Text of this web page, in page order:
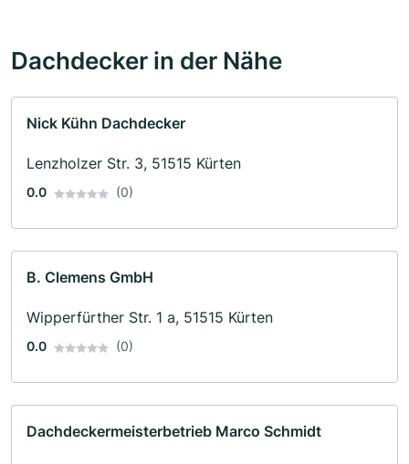
Dachdecker in der Nähe
Nick Kühn Dachdecker
Lenzholzer Str. 3, 51515 Kürten
0.0 (0)
B. Clemens GmbH
Wipperfürther Str. 1 a, 51515 Kürten
0.0 (0)
Dachdeckermeisterbetrieb Marco Schmidt